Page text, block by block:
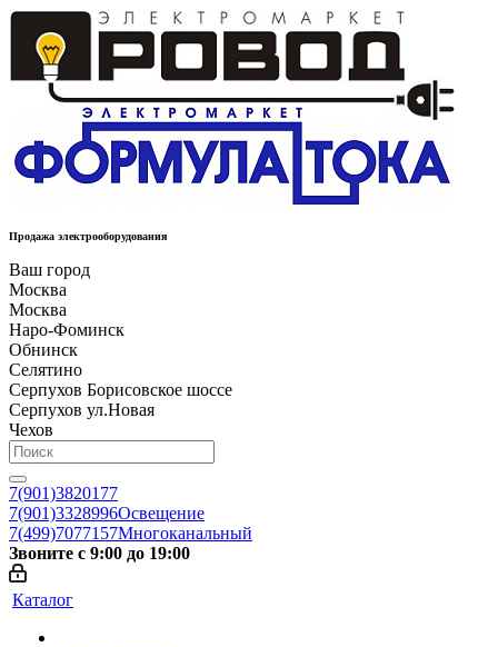
Продажа электрооборудования
Ваш город
Москва
Москва
Наро-Фоминск
Обнинск
Селятино
Серпухов Борисовское шоссе
Серпухов ул.Новая
Чехов
7(901)3820177
7(901)3328996Освещение
7(499)7077157Многоканальный
Звоните с 9:00 до 19:00
Каталог